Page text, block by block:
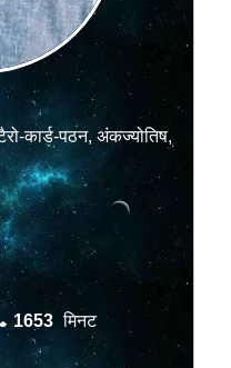
कार्ड-पठन, अंकज्योतिष,
1653 मिनट